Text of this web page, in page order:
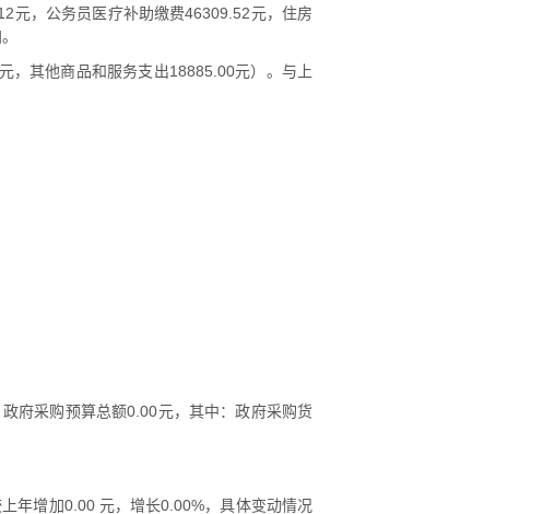
元，公务员医疗补助缴费46309.52元，住房
，其他商品和服务支出18885.00元）。与上
府采购预算总额0.00元，其中：政府采购货
年增加0.00 元，增长0.00%，具体变动情况